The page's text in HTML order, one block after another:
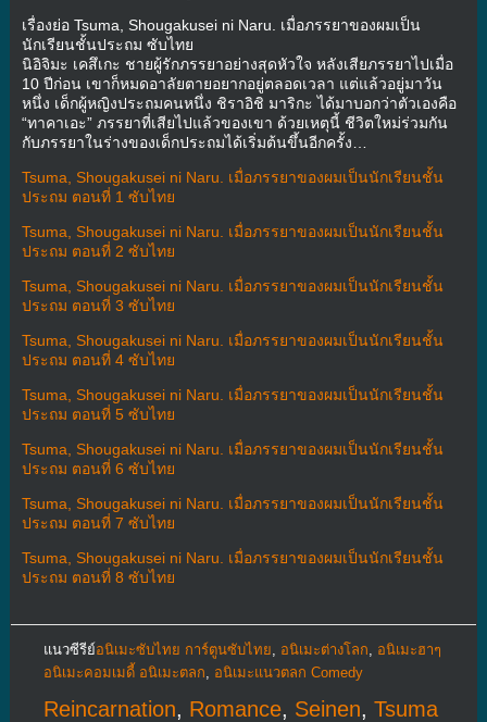
เรื่องย่อ Tsuma, Shougakusei ni Naru. เมื่อภรรยาของผมเป็น
นักเรียนชั้นประถม ซับไทย
นิอิจิมะ เคสึเกะ ชายผู้รักภรรยาอย่างสุดหัวใจ หลังเสียภรรยาไปเมื่อ
10 ปีก่อน เขาก็หมดอาลัยตายอยากอยู่ตลอดเวลา แต่แล้วอยู่มาวัน
หนึ่ง เด็กผู้หญิงประถมคนหนึ่ง ชิราอิชิ มาริกะ ได้มาบอกว่าตัวเองคือ
“ทาคาเอะ” ภรรยาที่เสียไปแล้วของเขา ด้วยเหตุนี้ ชีวิตใหม่ร่วมกัน
กับภรรยาในร่างของเด็กประถมได้เริ่มต้นขึ้นอีกครั้ง…
Tsuma, Shougakusei ni Naru. เมื่อภรรยาของผมเป็นนักเรียนชั้น
ประถม ตอนที่ 1 ซับไทย
Tsuma, Shougakusei ni Naru. เมื่อภรรยาของผมเป็นนักเรียนชั้น
ประถม ตอนที่ 2 ซับไทย
Tsuma, Shougakusei ni Naru. เมื่อภรรยาของผมเป็นนักเรียนชั้น
ประถม ตอนที่ 3 ซับไทย
Tsuma, Shougakusei ni Naru. เมื่อภรรยาของผมเป็นนักเรียนชั้น
ประถม ตอนที่ 4 ซับไทย
Tsuma, Shougakusei ni Naru. เมื่อภรรยาของผมเป็นนักเรียนชั้น
ประถม ตอนที่ 5 ซับไทย
Tsuma, Shougakusei ni Naru. เมื่อภรรยาของผมเป็นนักเรียนชั้น
ประถม ตอนที่ 6 ซับไทย
Tsuma, Shougakusei ni Naru. เมื่อภรรยาของผมเป็นนักเรียนชั้น
ประถม ตอนที่ 7 ซับไทย
Tsuma, Shougakusei ni Naru. เมื่อภรรยาของผมเป็นนักเรียนชั้น
ประถม ตอนที่ 8 ซับไทย
แนวซีรีย์อนิเมะซับไทย การ์ตูนซับไทย อนิเมะต่างโลก
อนิเมะฮาๆ
อนิเมะคอมเมดี้ อนิเมะตลก
อนิเมะแนวตลก Comedy
Reincarnation, Romance, Seinen, Tsuma